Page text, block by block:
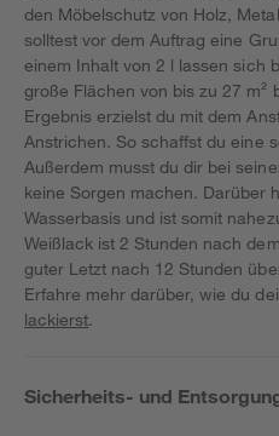
den Möbelschutz von Holz,
solltest vor dem Auftrag eine
einem Inhalt von 2 l lassen sich
große Flächen von bis zu 27 m²
Ergebnis erzielst du mit dem
Anstrichen. So schaffst du eine
Außerdem musst du dir bei
keine Sorgen machen. Darüber
Wasserbasis und ist somit
Weißlack ist 2 Stunden nach
guter Letzt nach 12 Stunden
Erfahre mehr darüber, wie du
lackierst.
Sicherheits- und